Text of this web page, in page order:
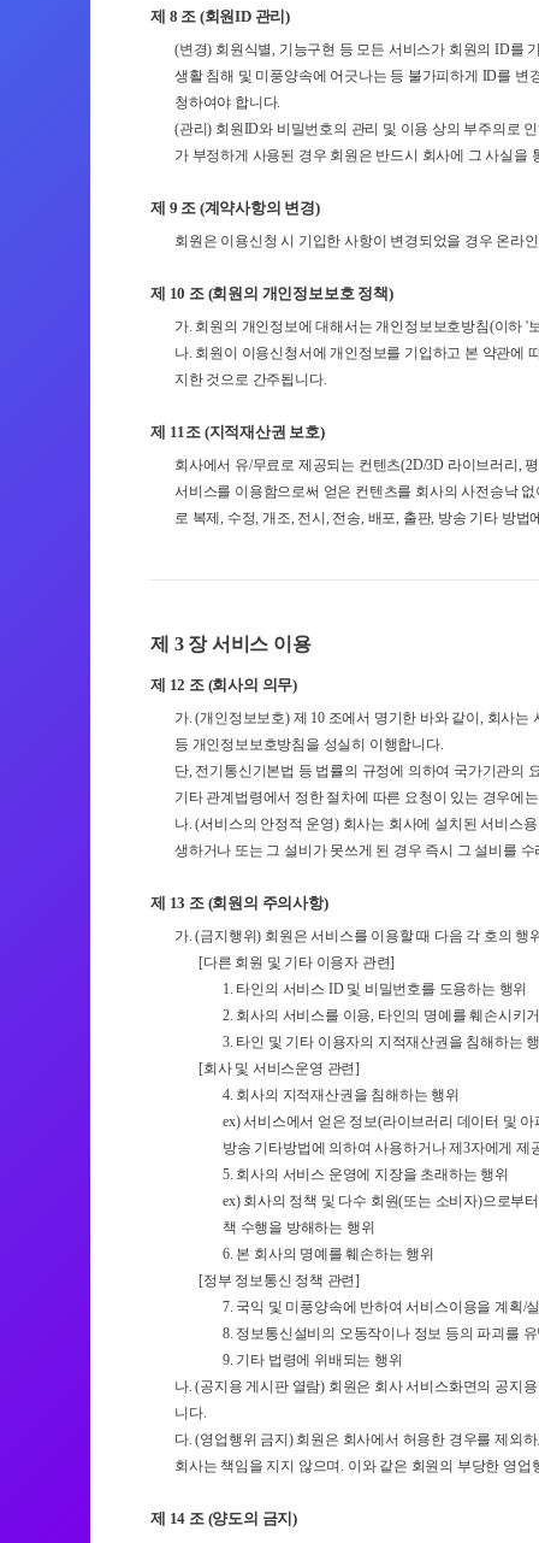
제 8 조 (회원ID 관리)
(변경) 회원식별, 기능구현 등 모든 서비스가 회원의 ID를
생활 침해 및 미풍양속에 어긋나는 등 불가피하게 ID를 변
청하여야 합니다.
(관리) 회원ID와 비밀번호의 관리 및 이용 상의 부주의로
가 부정하게 사용된 경우 회원은 반드시 회사에 그 사실
제 9 조 (계약사항의 변경)
회원은 이용신청 시 기입한 사항이 변경되었을 경우 온라
제 10 조 (회원의 개인정보보호 정책)
가. 회원의 개인정보에 대해서는 개인정보보호방침(이하
나. 회원이 이용신청서에 개인정보를 기입하고 본 약관에
지한 것으로 간주됩니다.
제 11조 (지적재산권 보호)
회사에서 유/무료로 제공되는 컨텐츠(2D/3D 라이브러리,
서비스를 이용함으로써 얻은 컨텐츠를 회사의 사전승낙
로 복제, 수정, 개조, 전시, 전송, 배포, 출판, 방송 기타 방
제 3 장 서비스 이용
제 12 조 (회사의 의무)
가. (개인정보보호) 제 10 조에서 명기한 바와 같이, 회사
등 개인정보보호방침을 성실히 이행합니다.
단, 전기통신기본법 등 법률의 규정에 의하여 국가기관의
기타 관계법령에서 정한 절차에 따른 요청이 있는 경우에
나. (서비스의 안정적 운영) 회사는 회사에 설치된 서비스
생하거나 또는 그 설비가 못쓰게 된 경우 즉시 그 설비를
제 13 조 (회원의 주의사항)
가. (금지행위) 회원은 서비스를 이용할 때 다음 각 호의 행
[다른 회원 및 기타 이용자 관련]
1. 타인의 서비스 ID 및 비밀번호를 도용하는 행위
2. 회사의 서비스를 이용, 타인의 명예를 훼손시키
3. 타인 및 기타 이용자의 지적재산권을 침해하는
[회사 및 서비스운영 관련]
4. 회사의 지적재산권을 침해하는 행위
ex) 서비스에서 얻은 정보(라이브러리 데이터 및
방송 기타방법에 의하여 사용하거나 제3자에게 제
5. 회사의 서비스 운영에 지장을 초래하는 행위
ex) 회사의 정책 및 다수 회원(또는 소비자)으로부
책 수행을 방해하는 행위
6. 본 회사의 명예를 훼손하는 행위
[정부 정보통신 정책 관련]
7. 국익 및 미풍양속에 반하여 서비스이용을 계획/
8. 정보통신설비의 오동작이나 정보 등의 파괴를
9. 기타 법령에 위배되는 행위
나. (공지용 게시판 열람) 회원은 회사 서비스화면의 공지
니다.
다. (영업행위 금지) 회원은 회사에서 허용한 경우를 제외
회사는 책임을 지지 않으며. 이와 같은 회원의 부당한 영
제 14 조 (양도의 금지)